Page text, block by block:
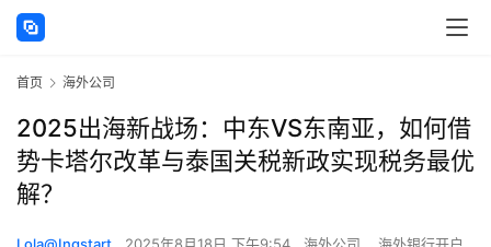
首页 海外公司
2025出海新战场：中东VS东南亚，如何借
势卡塔尔改革与泰国关税新政实现税务最优
解？